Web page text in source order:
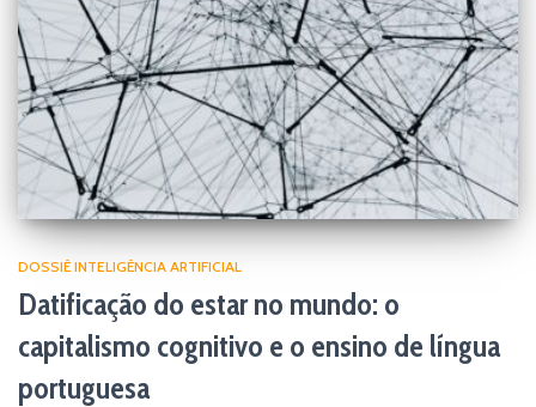
DOSSIÊ INTELIGÊNCIA ARTIFICIAL
Datificação do estar no mundo: o
capitalismo cognitivo e o ensino de língua
portuguesa